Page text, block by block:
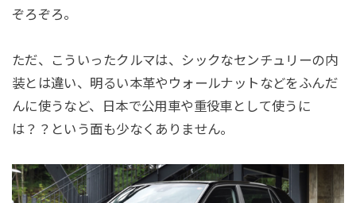
ぞろぞろ。
ただ、こういったクルマは、シックなセンチュリーの内
装とは違い、明るい本革やウォールナットなどをふんだ
んに使うなど、日本で公用車や重役車として使うに
は？？という面も少なくありません。